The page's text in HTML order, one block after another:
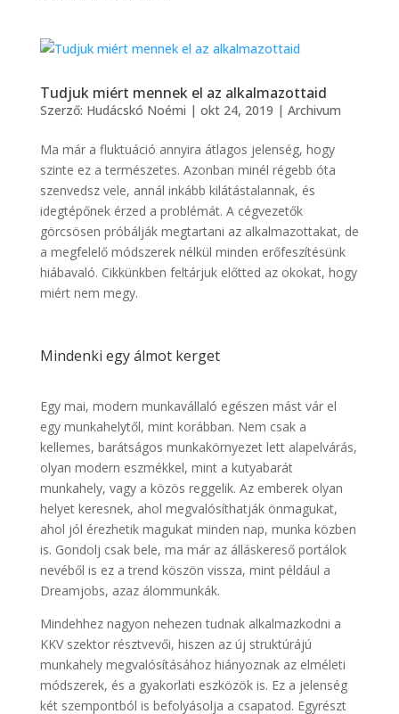
Tudjuk miért mennek el az alkalmazottaid
Szerző: Hudácskó Noémi | okt 24, 2019 | Archivum
Ma már a fluktuáció annyira átlagos jelenség, hogy
szinte ez a természetes. Azonban minél régebb óta
szenvedsz vele, annál inkább kilátástalannak, és
idegtépőnek érzed a problémát. A cégvezetők
görcsösen próbálják megtartani az alkalmazottakat, de
a megfelelő módszerek nélkül minden erőfeszítésünk
hiábavaló. Cikkünkben feltárjuk előtted az okokat, hogy
miért nem megy.
Mindenki egy álmot kerget
Egy mai, modern munkavállaló egészen mást vár el
egy munkahelytől, mint korábban. Nem csak a
kellemes, barátságos munkakörnyezet lett alapelvárás,
olyan modern eszmékkel, mint a kutyabarát
munkahely, vagy a közös reggelik. Az emberek olyan
helyet keresnek, ahol megvalósíthatják önmagukat,
ahol jól érezhetik magukat minden nap, munka közben
is. Gondolj csak bele, ma már az álláskereső portálok
nevéből is ez a trend köszön vissza, mint például a
Dreamjobs, azaz álommunkák.
Mindehhez nagyon nehezen tudnak alkalmazkodni a
KKV szektor résztvevői, hiszen az új struktúrájú
munkahely megvalósításához hiányoznak az elméleti
módszerek, és a gyakorlati eszközök is. Ez a jelenség
két szempontból is befolyásolja a csapatod. Egyrészt